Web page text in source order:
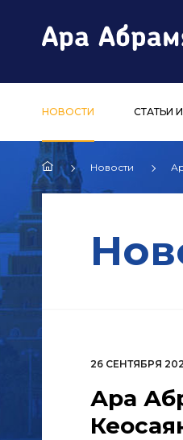
НОВОСТИ СТАТЬИ
Новости
26 СЕНТЯБРЯ
Ара